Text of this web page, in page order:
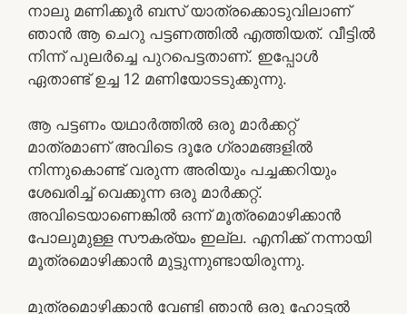
നാലു മണിക്കൂർ ബസ് യാത്രക്കൊടുവിലാണ്
ഞാൻ ആ ചെറു പട്ടണത്തിൽ എത്തിയത്. വീട്ടിൽ
നിന്ന് പുലർച്ചെ പുറപെട്ടതാണ്. ഇപ്പോൾ
ഏതാണ്ട് ഉച്ച 12 മണിയോടടുക്കുന്നു.
ആ പട്ടണം യഥാർത്തിൽ ഒരു മാർക്കറ്റ്
മാത്രമാണ് അവിടെ ദൂരേ ഗ്രാമങ്ങളിൽ
നിന്നുകൊണ്ട് വരുന്ന അരിയും പച്ചക്കറിയും
ശേഖരിച്ച് വെക്കുന്ന ഒരു മാർക്കറ്റ്.
അവിടെയാണെങ്കിൽ ഒന്ന് മൂത്രമൊഴിക്കാൻ
പോലുമുള്ള സൗകര്യം ഇല്ല. എനിക്ക് നന്നായി
മൂത്രമൊഴിക്കാൻ മുട്ടുന്നുണ്ടായിരുന്നു.
മൂത്രമൊഴിക്കാൻ വേണ്ടി ഞാൻ ഒരു ഹോട്ടൽ